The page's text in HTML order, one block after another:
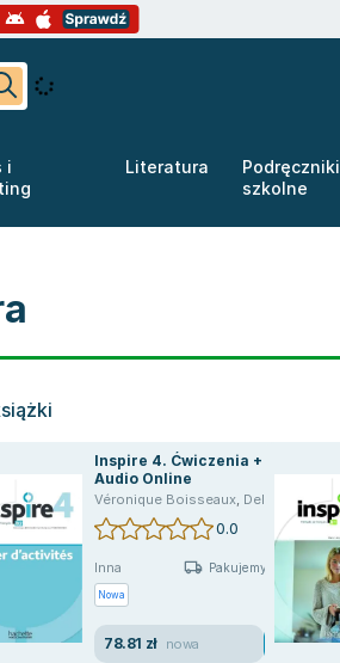
i
Literatura
Podręczniki
szkolne
zbiorowe,praca zbiorowa
, Delphine Twardowski,Sara Kaddani
Inspire 4. Ćwiczenia +
Audio Online
Véronique Boisseaux, Delphine Twardowski
0.0
Inna Pakujemy jutro
Nowa
78.81 zł nowa